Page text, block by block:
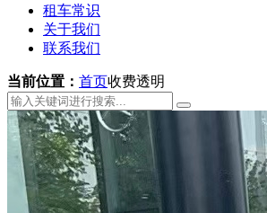
租车常识
关于我们
联系我们
当前位置： 首页收费透明